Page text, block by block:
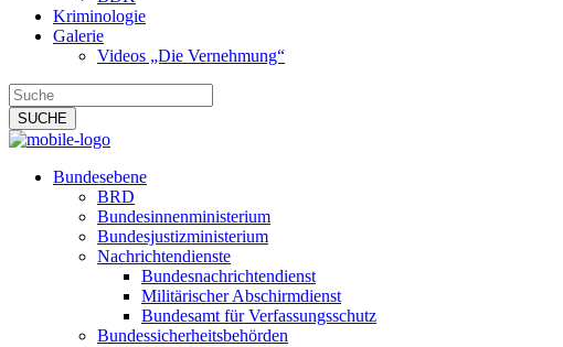
Kriminologie
Galerie
Videos „Die Vernehmung“
Bundesebene
BRD
Bundesinnenministerium
Bundesjustizministerium
Nachrichtendienste
Bundesnachrichtendienst
Militärischer Abschirmdienst
Bundesamt für Verfassungsschutz
Bundessicherheitsbehörden